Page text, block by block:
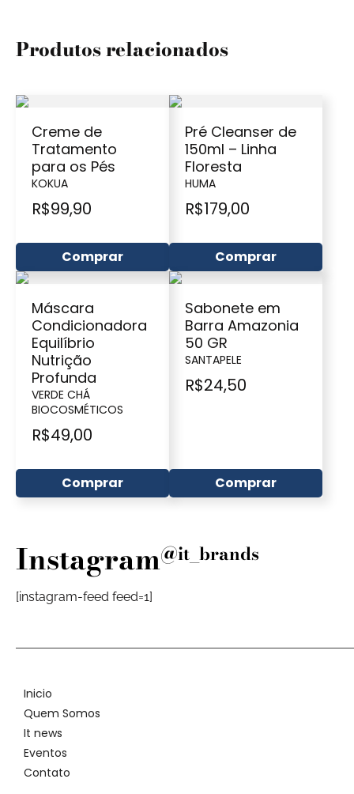
Produtos relacionados
Creme de
Tratamento
para os Pés
KOKUA
R$99,90
Comprar
Pré Cleanser de
150ml – Linha
Floresta
HUMA
R$179,00
Comprar
Máscara
Condicionadora
Equilíbrio
Nutrição
Profunda
VERDE CHÁ
BIOCOSMÉTICOS
R$49,00
Comprar
Sabonete em
Barra Amazonia
50 GR
SANTAPELE
R$24,50
Comprar
Instagram@it_brands
[instagram-feed feed=1]
Inicio
Quem Somos
It news
Eventos
Contato